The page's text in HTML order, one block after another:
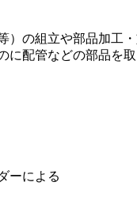
）の組立や部品加工
に配管などの部品を
ーによる